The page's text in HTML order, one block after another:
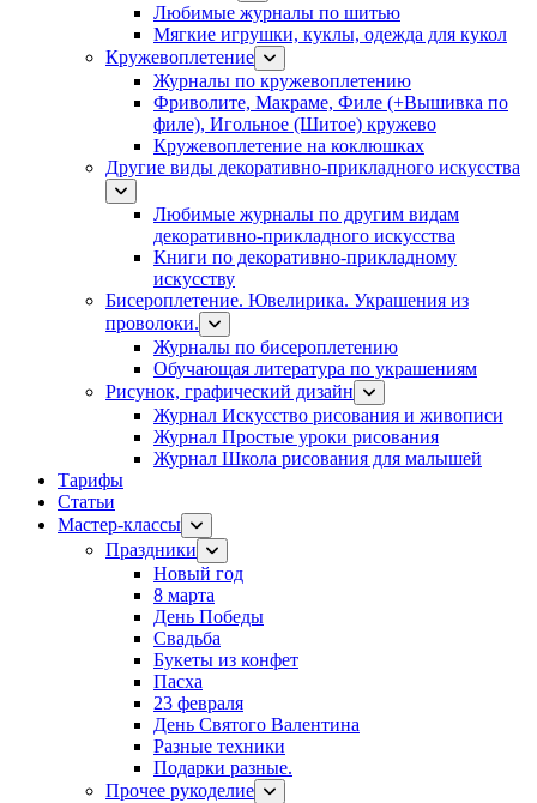
Любимые журналы по шитью
Мягкие игрушки, куклы, одежда для кукол
Кружевоплетение
Журналы по кружевоплетению
Фриволите, Макраме, Филе (+Вышивка по
филе), Игольное (Шитое) кружево
Кружевоплетение на коклюшках
Другие виды декоративно-прикладного искусства
Любимые журналы по другим видам
декоративно-прикладного искусства
Книги по декоративно-прикладному
искусству
Бисероплетение. Ювелирика. Украшения из
проволоки.
Журналы по бисероплетению
Обучающая литература по украшениям
Рисунок, графический дизайн
Журнал Искусство рисования и живописи
Журнал Простые уроки рисования
Журнал Школа рисования для малышей
Тарифы
Статьи
Мастер-классы
Праздники
Новый год
8 марта
День Победы
Свадьба
Букеты из конфет
Пасха
23 февраля
День Святого Валентина
Разные техники
Подарки разные.
Прочее рукоделие